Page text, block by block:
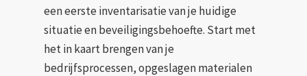
een eerste inventarisatie van je huidige
situatie en beveiligingsbehoefte. Start met
het in kaart brengen van je
bedrijfsprocessen, opgeslagen materialen